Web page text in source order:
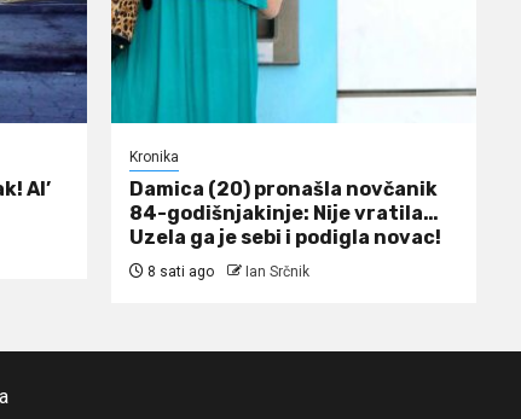
Al’
Kronika
Damica (20) pronašla novčanik
84-godišnjakinje: Nije vratila…
Uzela ga je sebi i podigla novac!
8 sati ago Ian Srčnik